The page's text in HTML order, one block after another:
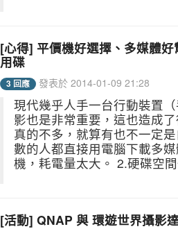
[心得] 平價機好選擇、多媒體
用碟
3 回應 發表於 2014-01-09 21:28
現代幾乎人手一台行動裝置
影也是非常重要，這也造成
真的不多，就算有也不一定
數的人都直接用電腦下載多
機，耗電量太大。 2.硬碟空
[活動] QNAP 與 環遊世界攝影